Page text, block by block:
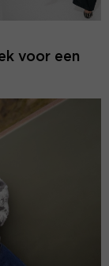
voor een